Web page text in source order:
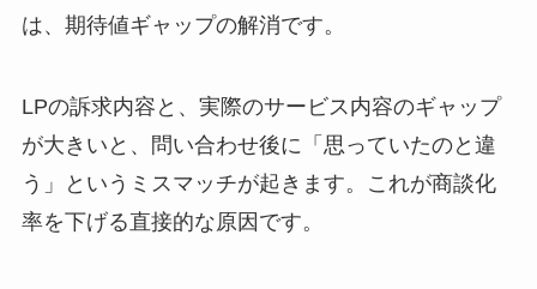
は、期待値ギャップの解消です。
LPの訴求内容と、実際のサービス内容のギャップ
が大きいと、問い合わせ後に「思っていたのと違
う」というミスマッチが起きます。これが商談化
率を下げる直接的な原因です。